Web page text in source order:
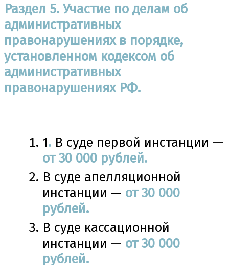
Раздел 5. Участие по делам об
административных
правонарушениях в порядке,
установленном кодексом об
административных
правонарушениях РФ.
1. В суде первой инстанции —
от 30 000 рублей.
В суде апелляционной
инстанции — от 30 000
рублей.
В суде кассационной
инстанции — от 30 000
рублей.